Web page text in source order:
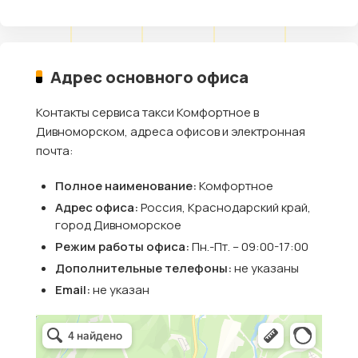
Адрес основного офиса
Контакты сервиса такси Комфортное в
Дивноморском, адреса офисов и электронная
почта:
Полное наименование:Комфортное
Адрес офиса:Россия, Краснодарский край,
город Дивноморское
Режим работы офиса:Пн.-Пт. – 09:00-17:00
Дополнительные телефоны:не указаны
Email:не указан